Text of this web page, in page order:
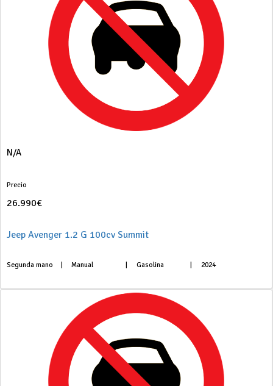
N/A
Precio
26.990€
Jeep Avenger 1.2 G 100cv Summit
Segunda mano Manual Gasolina 2024